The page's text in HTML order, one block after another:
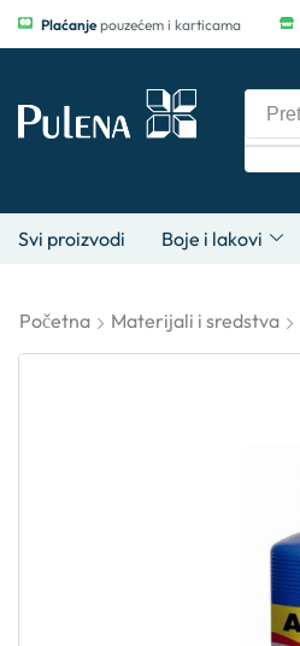
Plaćanjepouzećem i karticama
Svi proizvodi Boje i lakovi
Početna Materijali i sredstva